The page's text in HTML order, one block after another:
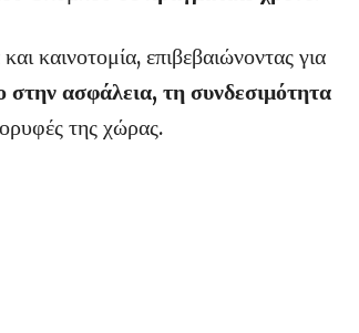
καινοτομία, επιβεβαιώνοντας για
στην ασφάλεια, τη συνδεσιμότητα
της χώρας.